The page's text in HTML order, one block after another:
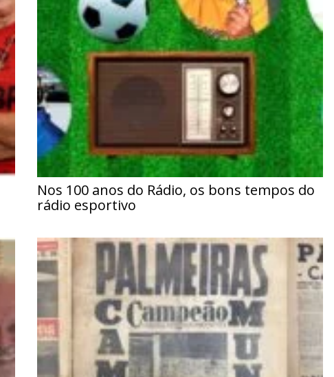
Nos 100 anos do Rádio, os bons tempos do
rádio esportivo